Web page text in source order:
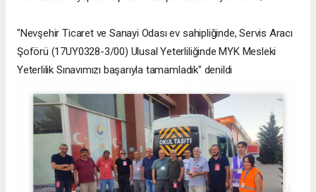
"Nevşehir Ticaret ve Sanayi Odası ev sahipliğinde, Servis Aracı
Şoförü (17UY0328-3/00) Ulusal Yeterliliğinde MYK Mesleki
Yeterlilik Sınavımızı başarıyla tamamladık" denildi